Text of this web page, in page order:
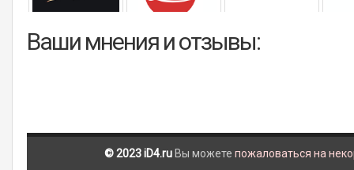
Ваши мнения и отзывы:
© 2023 iD4.ru Вы можете пожаловаться на